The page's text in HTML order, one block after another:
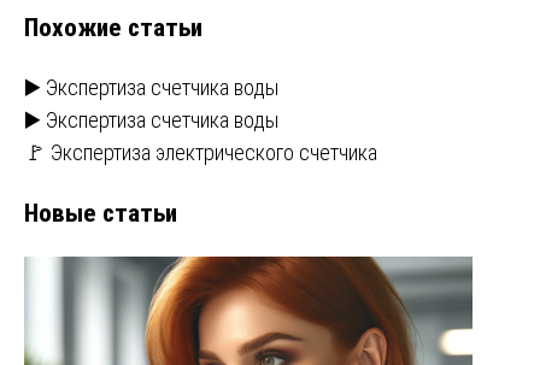
Похожие статьи
▶️ Экспертиза счетчика воды
▶️ Экспертиза счетчика воды
🚩 Экспертиза электрического счетчика
Новые статьи